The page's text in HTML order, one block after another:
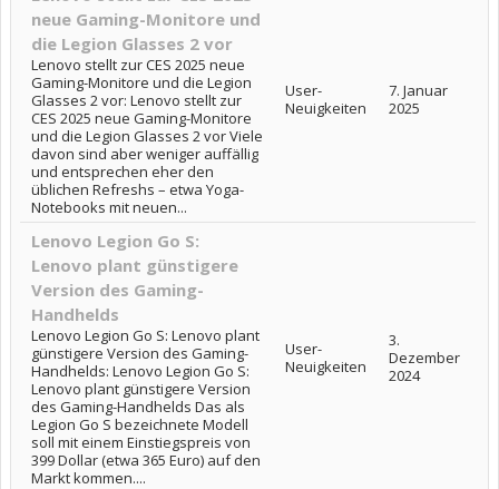
neue Gaming-Monitore und
die Legion Glasses 2 vor
Lenovo stellt zur CES 2025 neue
Gaming-Monitore und die Legion
Glasses 2 vor: Lenovo stellt zur
CES 2025 neue Gaming-Monitore
und die Legion Glasses 2 vor Viele
davon sind aber weniger auffällig
und entsprechen eher den
üblichen Refreshs – etwa Yoga-
Notebooks mit neuen...
User-
Neuigkeiten
7. Januar
2025
Lenovo Legion Go S:
Lenovo plant günstigere
Version des Gaming-
Handhelds
Lenovo Legion Go S: Lenovo plant
günstigere Version des Gaming-
Handhelds: Lenovo Legion Go S:
Lenovo plant günstigere Version
des Gaming-Handhelds Das als
Legion Go S bezeichnete Modell
soll mit einem Einstiegspreis von
399 Dollar (etwa 365 Euro) auf den
Markt kommen....
User-
Neuigkeiten
3.
Dezember
2024